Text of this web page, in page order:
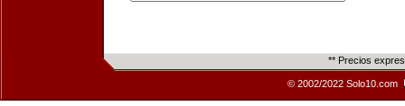
** Precios
© 2002/2022 Solo10.com